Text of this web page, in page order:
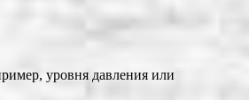
уровня давления или